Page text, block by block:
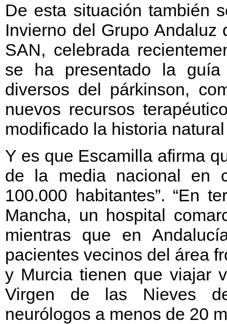
De esta situación también
Invierno del Grupo
SAN, celebrada
se ha presentado la
diversos del párkinson,
nuevos recursos
modificado la historia
Y es que Escamilla afirma
de la media nacional en
100.000 habitantes”. “En
Mancha, un hospital
mientras que en
pacientes vecinos del área
y Murcia tienen que viajar
Virgen de las Nieves
neurólogos a menos de 20